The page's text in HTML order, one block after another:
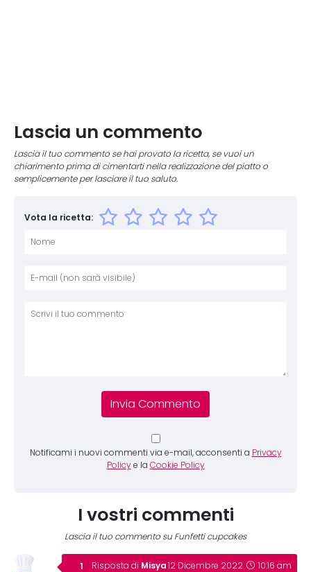
Lascia un commento
Lascia il tuo commento se hai provato la ricetta, se vuoi un
chiarimento prima di cimentarti nella realizzazione del piatto o
semplicemente per lasciare il tuo saluto.
Vota la ricetta:
Notificami i nuovi commenti via e-mail, acconsenti a Privacy
Policy e la Cookie Policy
I vostri commenti
Lascia il tuo commento su Funfetti cupcakes
Risposta di Misya 12 Dicembre 2022 10:16 am